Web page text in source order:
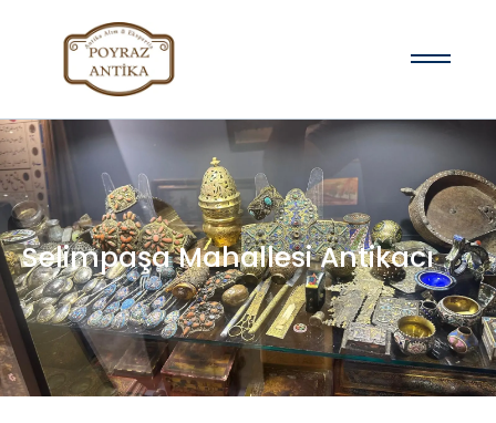
Selimpaşa Mahallesi Antikacı